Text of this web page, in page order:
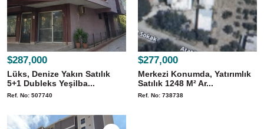
$287,000
Lüks, Denize Yakın Satılık
5+1 Dubleks Yeşilba...
Ref. No: 507740
$277,000
Merkezi Konumda, Yatırımlık
Satılık 1248 M² Ar...
Ref. No: 738738